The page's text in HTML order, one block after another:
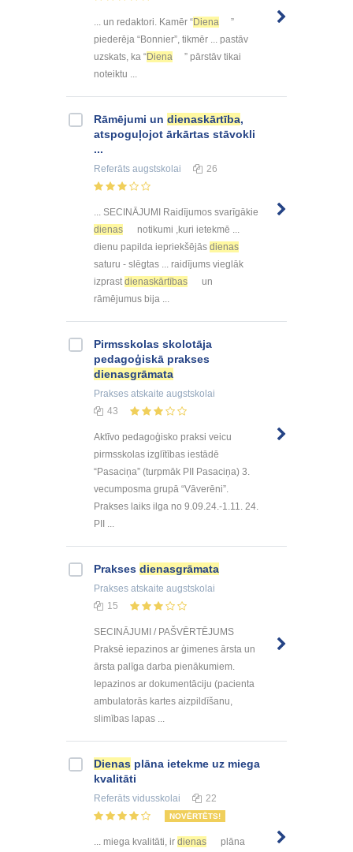
... un redaktori. Kamēr “Diena
”
piederēja “Bonnier”, tikmēr ... pastāv
uzskats, ka “Diena
” pārstāv tikai
noteiktu ...
Rāmējumi un dienaskārtība,
atspoguļojot ārkārtas stāvokli
...
Referāts augstskolai 26
... SECINĀJUMI Raidījumos svarīgākie
dienas
notikumi ,kuri ietekmē ...
dienu papilda iepriekšējās dienas
saturu - slēgtas ... raidījums vieglāk
izprastdienaskārtības
un
rāmējumus bija ...
Pirmsskolas skolotāja
pedagoģiskā prakses
dienasgrāmata
Prakses atskaite augstskolai
43
Aktīvo pedagoģisko praksi veicu
pirmsskolas izglītības iestādē
“Pasaciņa” (turpmāk PII Pasaciņa) 3.
vecumposma grupā “Vāverēni”.
Prakses laiks ilga no 9.09.24.-1.11. 24.
PII ...
Prakses dienasgrāmata
Prakses atskaite augstskolai
15
SECINĀJUMI / PAŠVĒRTĒJUMS
Praksē iepazinos ar ģimenes ārsta un
ārsta palīga darba pienākumiem.
Iepazinos ar dokumentāciju (pacienta
ambulatorās kartes aizpildīšanu,
slimības lapas ...
Dienas plāna ietekme uz miega
kvalitāti
Referāts vidusskolai 22
NOVĒRTĒTS!
... miega kvalitāti, ir dienas
plāna